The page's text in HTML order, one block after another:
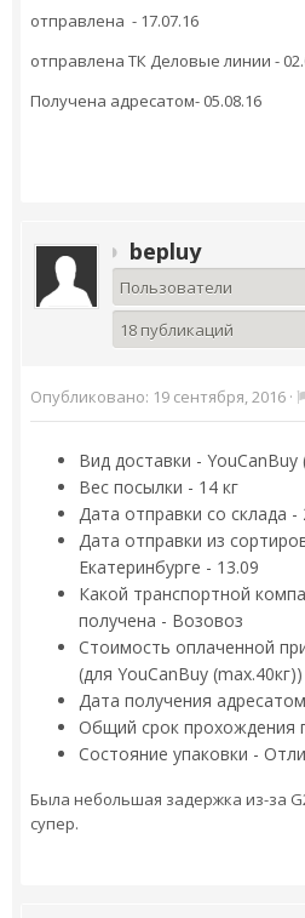
отправлена - 17.07.16
отправлена ТК Деловые линии -
Получена адресатом- 05.08.16
bepluy
Пользователи
18 публикаций
Опубликовано: 19 сентября, 2016 ·
Вид доставки - YouCanBuy
Вес посылки - 14 кг
Дата отправки со склада -
Дата отправки из
Екатеринбурге - 13.09
Какой транспортной
получена - Возовоз
Стоимость оплаченной
(для YouCanBuy
Дата получения
Общий срок прохождения
Состояние упаковки -
Была небольшая задержка из-за
супер.